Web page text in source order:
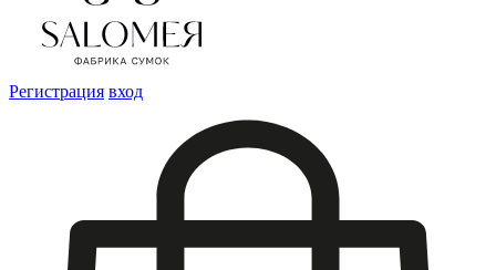
Регистрация вход